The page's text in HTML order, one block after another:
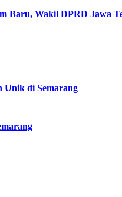
Baru, Wakil DPRD Jawa
Unik di Semarang